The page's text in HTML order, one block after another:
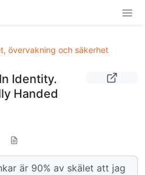
övervakning och säkerhet
Identity.
Handed
är 90% av skälet att jag